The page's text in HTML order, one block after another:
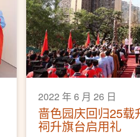
2022 年 6 月 26 日
啬色园庆回归25载
祠升旗台启用礼